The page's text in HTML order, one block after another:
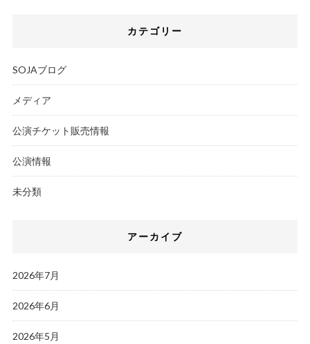
カテゴリー
SOJAブログ
メディア
公演チケット販売情報
公演情報
未分類
アーカイブ
2026年7月
2026年6月
2026年5月